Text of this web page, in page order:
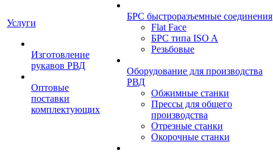
Услуги
Изготовление
рукавов РВД
Оптовые
поставки
комплектующих
БРС быстроразъемные соединения
Flat Face
БРС типа ISO A
Резьбовые
Оборудование для производства
РВД
Обжимные станки
Прессы для общего
производства
Отрезные станки
Окорочные станки